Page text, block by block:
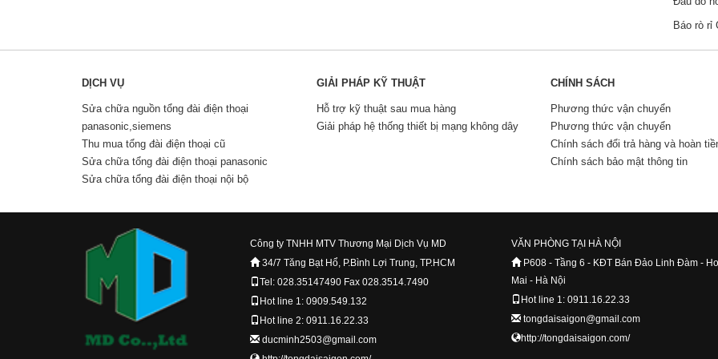
Báo rò rỉ
DỊCH VỤ
Sửa chữa nguồn tổng đài điện thoại
panasonic,siemens
Thu mua tổng đài điện thoại cũ
Sửa chữa tổng đài điện thoại panasonic
Sửa chữa tổng đài điện thoại nội bộ
GIẢI PHÁP KỸ THUẬT
Hỗ trợ kỹ thuật sau mua hàng
Giải pháp hệ thống thiết bị mạng không dây
CHÍNH SÁCH
Phương thức vận chuyển
Phương thức vận chuyển
Chính sách đổi trả hàng và hoàn
Chính sách bảo mật thông tin
Công ty TNHH MTV Thương Mại Dịch Vụ MD
34/7 Tăng Bạt Hổ, P.Bình Lợi Trung, TP.HCM
Tel: 028.35147490 Fax 028.3514.7490
Hot line 1: 0909.549.132
Hot line 2: 0911.16.22.33
ducminh2503@gmail.com
VĂN PHÒNG TẠI HÀ NỘI
P608 - Tầng 6 - KĐT Bán Đảo Linh Đàm -
Mai - Hà Nội
Hot line 1: 0911.16.22.33
tongdaisaigon@gmail.com
http://tongdaisaigon.com/